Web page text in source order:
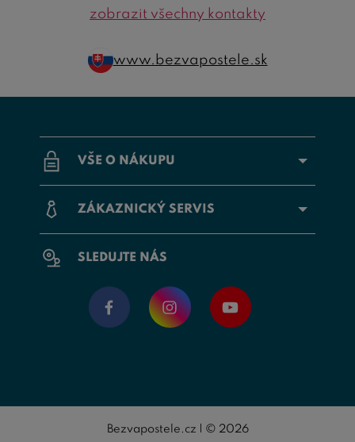
VŠE O NÁKUPU
ZÁKAZNICKÝ SERVIS
SLEDUJTE NÁS
zobrazit všechny kontakty
www.bezvapostele.sk
Bezvapostele.cz | © 2026